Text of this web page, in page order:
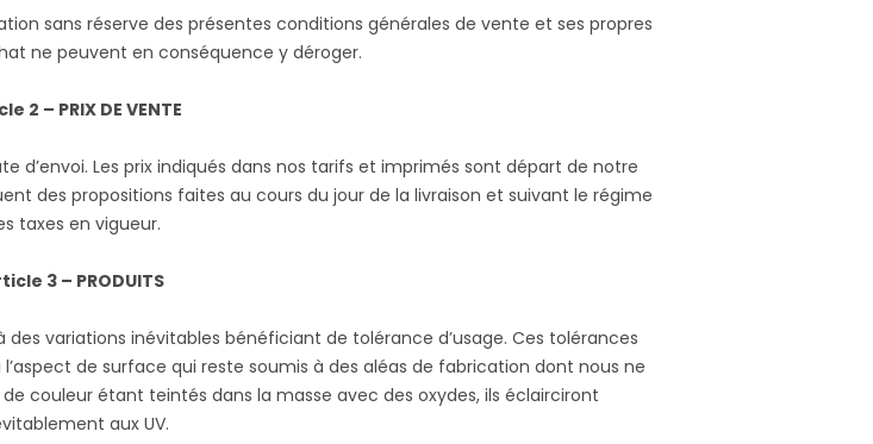
sans réserve des présentes conditions générales de vente et ses propres
ne peuvent en conséquence y déroger.
2 – PRIX DE VENTE
d’envoi. Les prix indiqués dans nos tarifs et imprimés sont départ de notre
des propositions faites au cours du jour de la livraison et suivant le régime
taxes en vigueur.
3 – PRODUITS
variations inévitables bénéficiant de tolérance d’usage. Ces tolérances
de surface qui reste soumis à des aléas de fabrication dont nous ne
couleur étant teintés dans la masse avec des oxydes, ils éclairciront
aux UV.